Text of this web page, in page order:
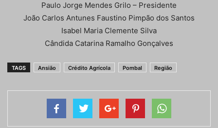
Paulo Jorge Mendes Grilo – Presidente
João Carlos Antunes Faustino Pimpão dos Santos
Isabel Maria Clemente Silva
Cândida Catarina Ramalho Gonçalves
TAGS Ansião Crédito Agrícola Pombal Região